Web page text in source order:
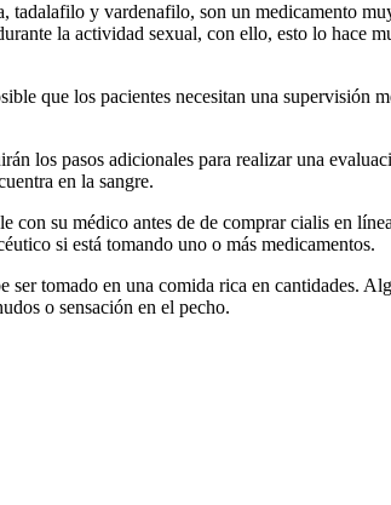
y vardenafilo, son un medicamento
la actividad sexual, con ello, esto lo hace
que los pacientes necesitan una supervisión
los pasos adicionales para realizar una
en la sangre.
con su médico antes de de comprar cialis en
si está tomando uno o más medicamentos.
tomado en una comida rica en cantidades.
o sensación en el pecho.